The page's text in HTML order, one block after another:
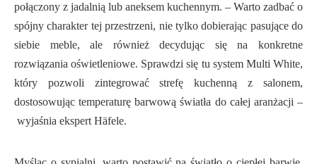
połączony z jadalnią lub aneksem kuchennym. – Warto zadbać o
spójny charakter tej przestrzeni, nie tylko dobierając pasujące do
siebie meble, ale również decydując się na konkretne
rozwiązania oświetleniowe. Sprawdzi się tu system Multi White,
który pozwoli zintegrować strefę kuchenną z salonem,
dostosowując temperaturę barwową światła do całej aranżacji –
wyjaśnia ekspert Häfele.